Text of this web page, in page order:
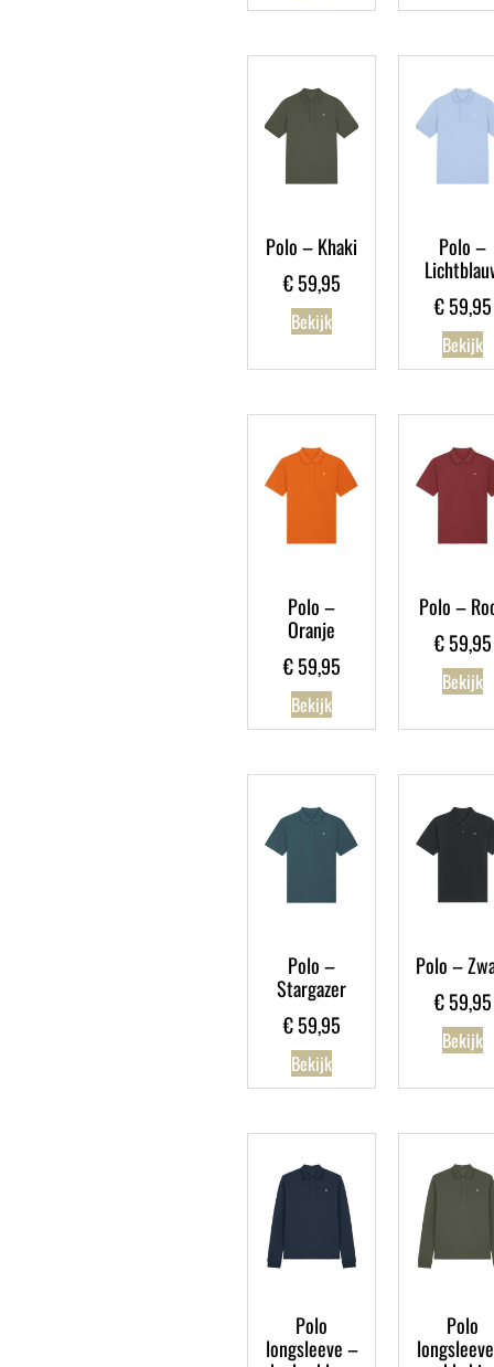
Polo – Khaki
€59,95
Bekijk
Polo –
€59,95
Bekijk
Polo –
Oranje
€59,95
Bekijk
Polo –
€59,95
Bekijk
Polo –
Stargazer
€59,95
Bekijk
Polo –
€59,95
Bekijk
Polo
longsleeve –
Polo